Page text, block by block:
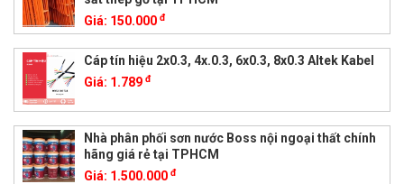
Giá: 150.000 đ
Cáp tín hiệu 2x0.3, 4x.0.3, 6x0.3, 8x0.3 Altek Kabel
Giá: 1.789 đ
Nhà phân phối sơn nước Boss nội ngoại thất chính
hãng giá rẻ tại TPHCM
Giá: 1.500.000 đ